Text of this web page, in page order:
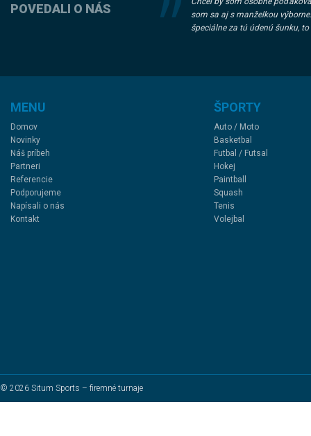
POVEDALI O NÁS
som sa aj s manželkou
špeciálne za tú údenú šunku,
MENU
Domov
Novinky
Náš príbeh
Partneri
Referencie
Podporujeme
Napísali o nás
Kontakt
ŠPORTY
Auto / Moto
Basketbal
Futbal / Futsal
Hokej
Paintball
Squash
Tenis
Volejbal
© 2026 Situm Sports – firemné turnaje